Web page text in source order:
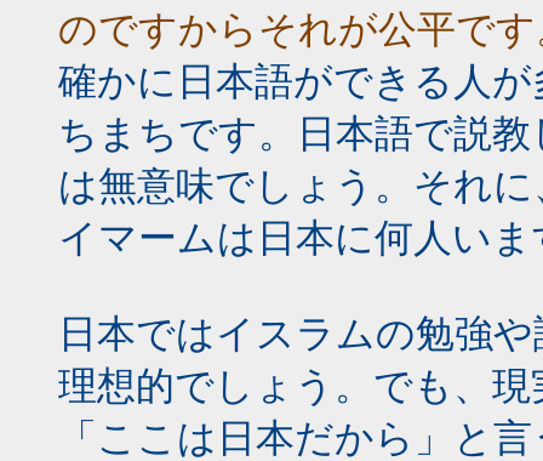
のですからそれが公平で
確かに日本語ができる人
ちまちです。日本語で説
は無意味でしょう。それ
イマームは日本に何人い
日本ではイスラムの勉強
理想的でしょう。でも、
「ここは日本だから」と